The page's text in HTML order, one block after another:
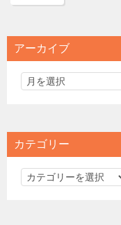
アーカイブ
カテゴリー
カ